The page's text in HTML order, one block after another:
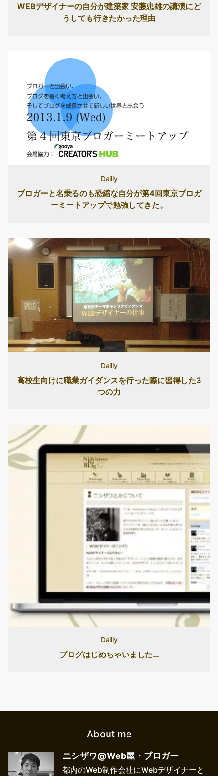
WEBデザイナーの自分が建築家 安藤忠雄の講演にど
うしても行きたかった理由
Dailiy
ブロガーと名乗るのも恐縮な自分が第4回東京ブロガ
ーミートアップで勉強してきた。
Dailiy
高校生向けに職業ガイダンスを行った際に習得した3
つの力
Dailiy
ブログはじめちゃいました…
About me
ニシザワ@Web屋・ブロガー
都内のWeb制作会社にWebデザイナーと